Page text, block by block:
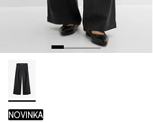
novinka